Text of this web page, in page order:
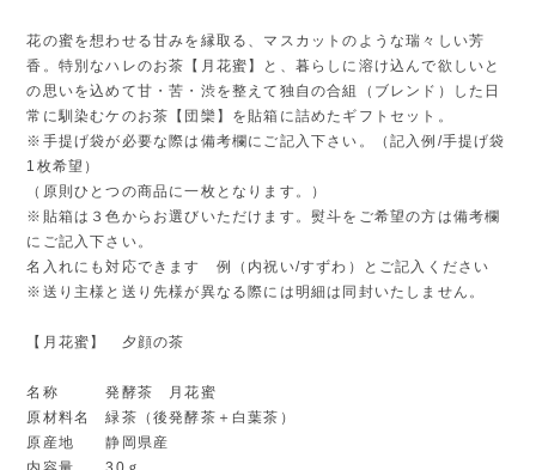
花の蜜を想わせる甘みを縁取る、マスカットのような瑞々しい芳
香。特別なハレのお茶【月花蜜】と、暮らしに溶け込んで欲しいと
の思いを込めて甘・苦・渋を整えて独自の合組（ブレンド）した日
常に馴染むケのお茶【団欒】を貼箱に詰めたギフトセット。
※手提げ袋が必要な際は備考欄にご記入下さい。（記入例/手提げ袋
1枚希望）
（原則ひとつの商品に一枚となります。）
※貼箱は３色からお選びいただけます。熨斗をご希望の方は備考欄
にご記入下さい。
名入れにも対応できます 例（内祝い/すずわ）とご記入ください
※送り主様と送り先様が異なる際には明細は同封いたしません。
【月花蜜】 夕顔の茶
名称 発酵茶 月花蜜
原材料名 緑茶（後発酵茶＋白葉茶）
原産地 静岡県産